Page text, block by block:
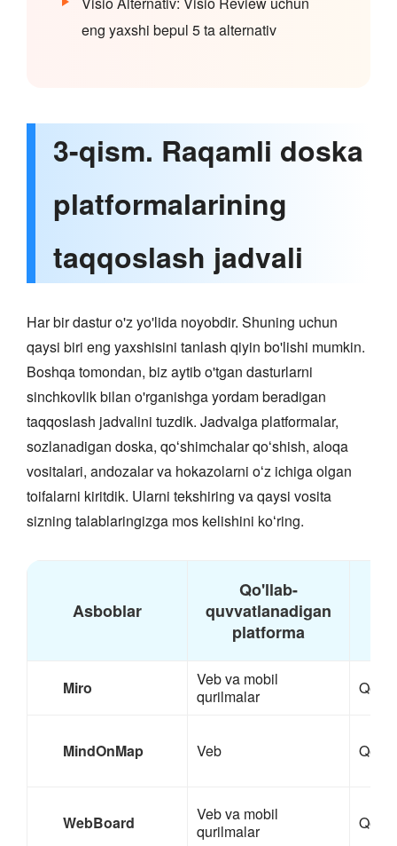
eng yaxshi bepul 5 ta alternativ
3-qism. Raqamli doska
platformalarining
taqqoslash jadvali
Har bir dastur o'z yo'lida noyobdir. Shuning uchun
qaysi biri eng yaxshisini tanlash qiyin bo'lishi mumkin.
Boshqa tomondan, biz aytib o'tgan dasturlarni
sinchkovlik bilan o'rganishga yordam beradigan
taqqoslash jadvalini tuzdik. Jadvalga platformalar,
sozlanadigan doska, qoʻshimchalar qoʻshish, aloqa
vositalari, andozalar va hokazolarni oʻz ichiga olgan
toifalarni kiritdik. Ularni tekshiring va qaysi vosita
sizning talablaringizga mos kelishini koʻring.
Asboblar
Qo'llab-
quvvatlanadigan
platforma
Miro
Veb va mobil
qurilmalar
MindOnMap Veb
WebBoard
Veb va mobil
qurilmalar